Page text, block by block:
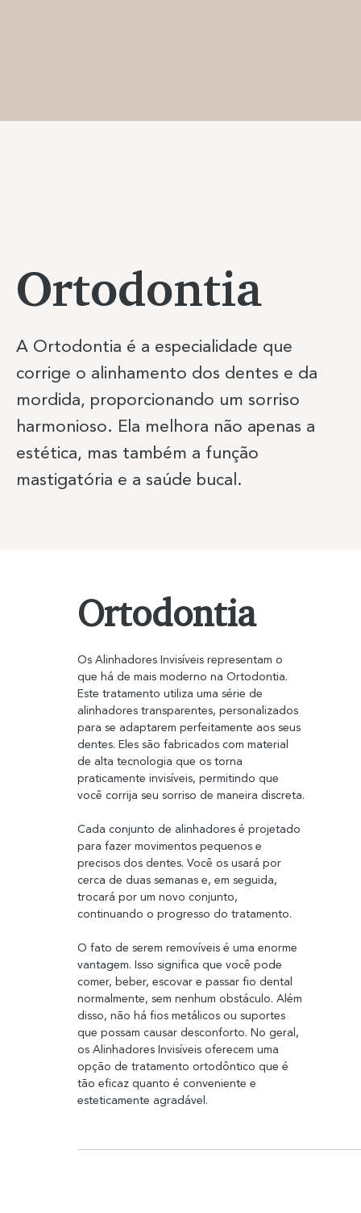
Previous Item Next Item
Ortodontia
A Ortodontia é a especialidade que
corrige o alinhamento dos dentes e da
mordida, proporcionando um sorriso
harmonioso. Ela melhora não apenas a
estética, mas também a função
mastigatória e a saúde bucal.
Os Alinhadores Invisíveis representam o
que há de mais moderno na Ortodontia.
Este tratamento utiliza uma série de
alinhadores transparentes, personalizados
para se adaptarem perfeitamente aos seus
dentes. Eles são fabricados com material
de alta tecnologia que os torna
praticamente invisíveis, permitindo que
você corrija seu sorriso de maneira discreta.
Cada conjunto de alinhadores é projetado
para fazer movimentos pequenos e
precisos dos dentes. Você os usará por
cerca de duas semanas e, em seguida,
trocará por um novo conjunto,
continuando o progresso do tratamento.
O fato de serem removíveis é uma enorme
vantagem. Isso significa que você pode
comer, beber, escovar e passar fio dental
normalmente, sem nenhum obstáculo. Além
disso, não há fios metálicos ou suportes
que possam causar desconforto. No geral,
os Alinhadores Invisíveis oferecem uma
opção de tratamento ortodôntico que é
tão eficaz quanto é conveniente e
esteticamente agradável.
Ortodontia